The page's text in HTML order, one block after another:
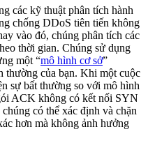
các kỹ thuật phân tích hành
chống DDoS tiên tiến không
vào đó, chúng phân tích các
thời gian. Chúng sử dụng
một “mô hình cơ sở”
thường của bạn. Khi một cuộc
sự bất thường so với mô hình
ACK không có kết nối SYN
có thể xác định và chặn
hơn mà không ảnh hưởng